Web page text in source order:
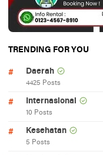
TRENDING FOR YOU
Daerah
4425 Posts
Internasional
10 Posts
Kesehatan
5 Posts